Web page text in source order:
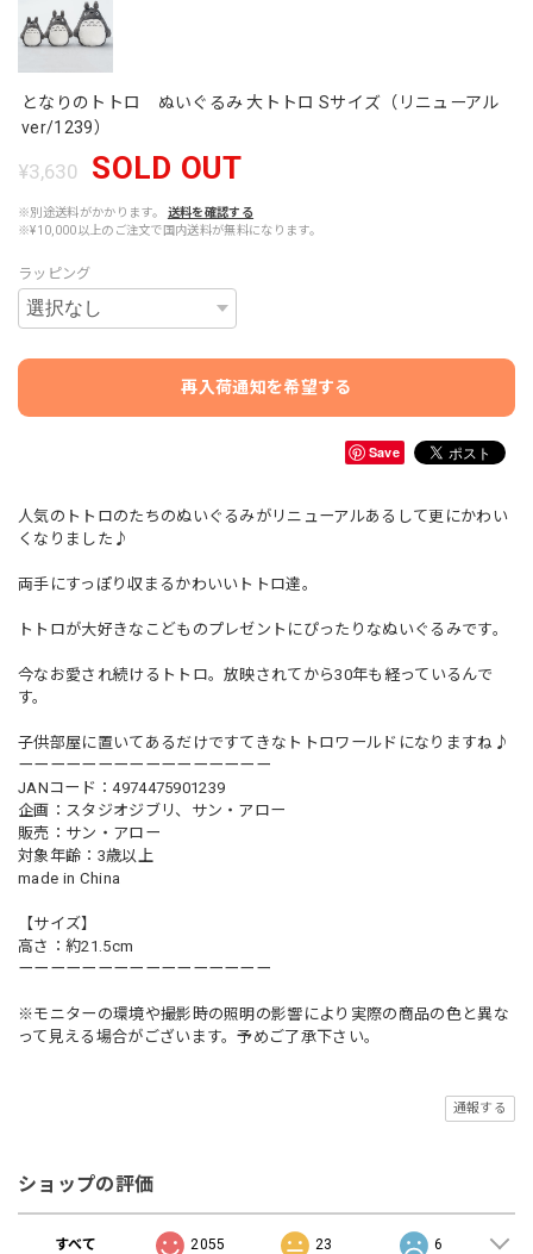
となりのトトロ ぬいぐるみ 大トトロ Sサイズ（リニューアル
ver/1239）
¥3,630 SOLD OUT
※別途送料がかかります。
送料を確認する
※¥10,000以上のご注文で国内送料が無料になります。
ラッピング
再入荷通知を希望する
Save
人気のトトロのたちのぬいぐるみがリニューアルあるして更にかわい
くなりました♪
両手にすっぽり収まるかわいいトトロ達。
トトロが大好きなこどものプレゼントにぴったりなぬいぐるみです。
今なお愛され続けるトトロ。放映されてから30年も経っているんで
す。
子供部屋に置いてあるだけですてきなトトロワールドになりますね♪
ーーーーーーーーーーーーーーーー
JANコード：4974475901239
企画：スタジオジブリ、サン・アロー
販売：サン・アロー
対象年齢：3歳以上
made in China
【サイズ】
高さ：約21.5cm
ーーーーーーーーーーーーーーーー
※モニターの環境や撮影時の照明の影響により実際の商品の色と異な
って見える場合がございます。予めご了承下さい。
通報する
ショップの評価
すべて 2055 23 6